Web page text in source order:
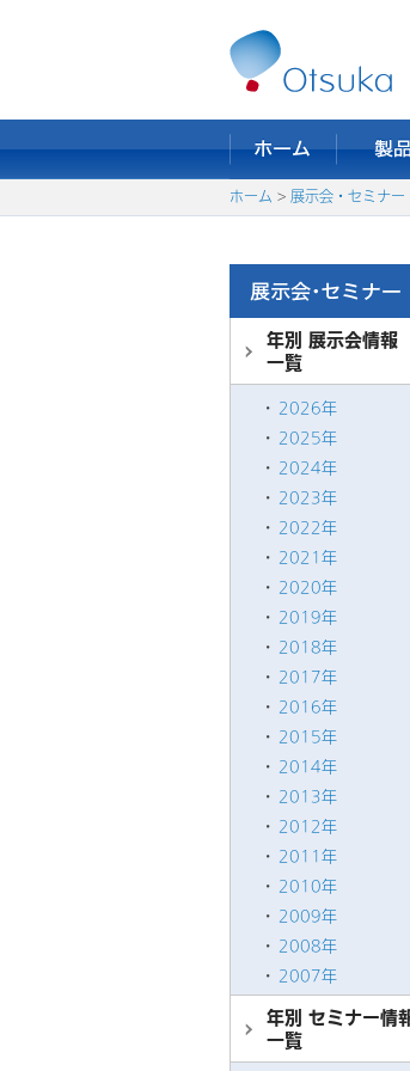
ホーム > 展示会・セミナー
年別 展示会情報
一覧
2026年
2025年
2024年
2023年
2022年
2021年
2020年
2019年
2018年
2017年
2016年
2015年
2014年
2013年
2012年
2011年
2010年
2009年
2008年
2007年
年別 セミナー情
一覧